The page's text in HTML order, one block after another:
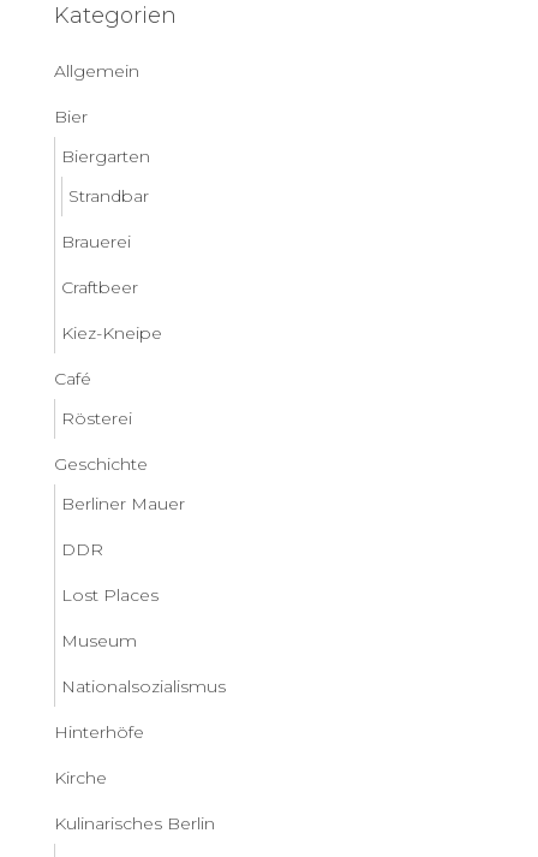
Kategorien
Allgemein
Bier
Biergarten
Strandbar
Brauerei
Craftbeer
Kiez-Kneipe
Café
Rösterei
Geschichte
Berliner Mauer
DDR
Lost Places
Museum
Nationalsozialismus
Hinterhöfe
Kirche
Kulinarisches Berlin